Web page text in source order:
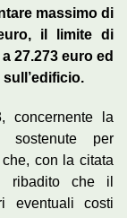
massimo di
il limite di
27.273 euro ed
concernente la
sostenute per
con la citata
ribadito che il
eventuali costi